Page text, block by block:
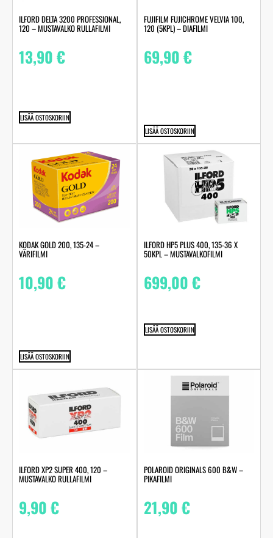
ILFORD DELTA 3200 PROFESSIONAL,
120 – MUSTAVALKO RULLAFILMI
13,90€
LISÄÄ OSTOSKORIIN
FUJIFILM FUJICHROME VELVIA 100,
120 (5KPL) – DIAFILMI
69,90€
LISÄÄ OSTOSKORIIN
KODAK GOLD 200, 135-24 –
VÄRIFILMI
10,90€
LISÄÄ OSTOSKORIIN
ILFORD HP5 PLUS 400, 135-36 X
50KPL – MUSTAVALKOFILMI
699,00€
LISÄÄ OSTOSKORIIN
ILFORD XP2 SUPER 400, 120 –
MUSTAVALKO RULLAFILMI
9,90€
POLAROID ORIGINALS 600 B&W –
PIKAFILMI
21,90€